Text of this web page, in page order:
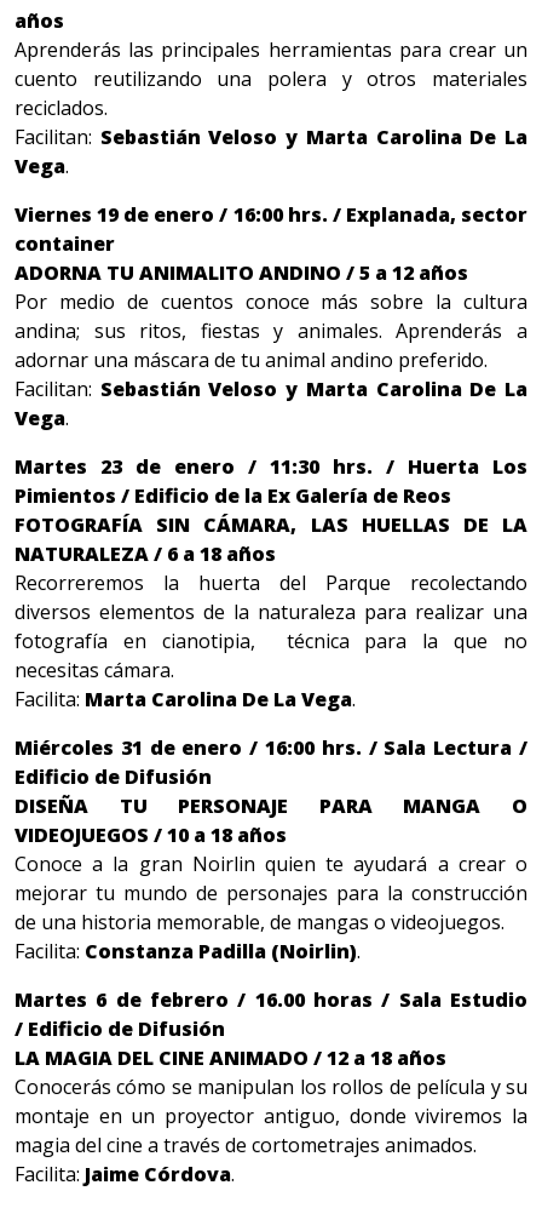
años
Aprenderás las principales herramientas para crear un
cuento reutilizando una polera y otros materiales
reciclados.
Facilitan: Sebastián Veloso y Marta Carolina De La
Vega.
Viernes 19 de enero / 16:00 hrs. / Explanada, sector
container
ADORNA TU ANIMALITO ANDINO / 5 a 12 años
Por medio de cuentos conoce más sobre la cultura
andina; sus ritos, fiestas y animales. Aprenderás a
adornar una máscara de tu animal andino preferido.
Facilitan: Sebastián Veloso y Marta Carolina De La
Vega.
Martes 23 de enero / 11:30 hrs. / Huerta Los
Pimientos / Edificio de la Ex Galería de Reos
FOTOGRAFÍA SIN CÁMARA, LAS HUELLAS DE LA
NATURALEZA / 6 a 18 años
Recorreremos la huerta del Parque recolectando
diversos elementos de la naturaleza para realizar una
fotografía en cianotipia, técnica para la que no
necesitas cámara.
Facilita: Marta Carolina De La Vega.
Miércoles 31 de enero / 16:00 hrs. / Sala Lectura /
Edificio de Difusión
DISEÑA TU PERSONAJE PARA MANGA O
VIDEOJUEGOS / 10 a 18 años
Conoce a la gran Noirlin quien te ayudará a crear o
mejorar tu mundo de personajes para la construcción
de una historia memorable, de mangas o videojuegos.
Facilita: Constanza Padilla (Noirlin).
Martes 6 de febrero / 16.00 horas / Sala Estudio
/ Edificio de Difusión
LA MAGIA DEL CINE ANIMADO / 12 a 18 años
Conocerás cómo se manipulan los rollos de película y su
montaje en un proyector antiguo, donde viviremos la
magia del cine a través de cortometrajes animados.
Facilita: Jaime Córdova.